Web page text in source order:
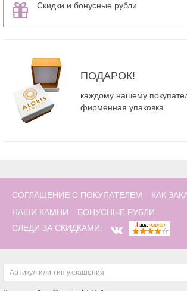
Скидки и бонусные рубли
ПОДАРОК!
каждому нашему
фирменная упаковка
СОГЛАШЕНИЕ С ПОКУПАТЕЛЕМ
КАК
НАШИ КАМНИ
БОНУСНЫЕ РУБЛИ
СЛЕДИ ЗА СКИДКАМИ: